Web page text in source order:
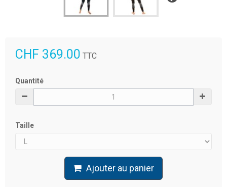
CHF 369.00 TTC
Quantité
Taille
Ajouter au panier